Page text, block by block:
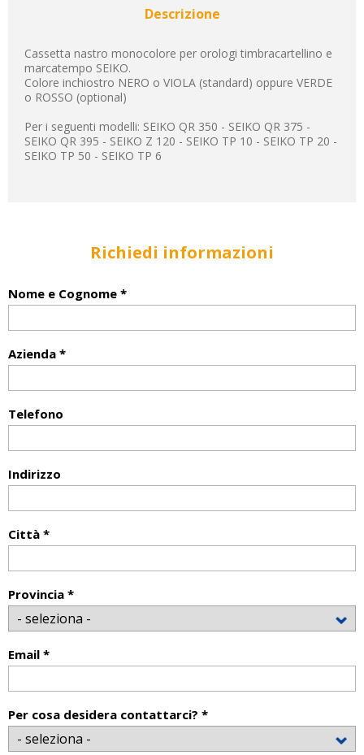
Descrizione
Cassetta nastro monocolore per orologi timbracartellino e
marcatempo SEIKO.
Colore inchiostro NERO o VIOLA (standard) oppure VERDE
o ROSSO (optional)
Per i seguenti modelli: SEIKO QR 350 - SEIKO QR 375 -
SEIKO QR 395 - SEIKO Z 120 - SEIKO TP 10 - SEIKO TP 20 -
SEIKO TP 50 - SEIKO TP 6
Richiedi informazioni
Nome e Cognome *
Azienda *
Telefono
Indirizzo
Città *
Provincia *
Email *
Per cosa desidera contattarci? *